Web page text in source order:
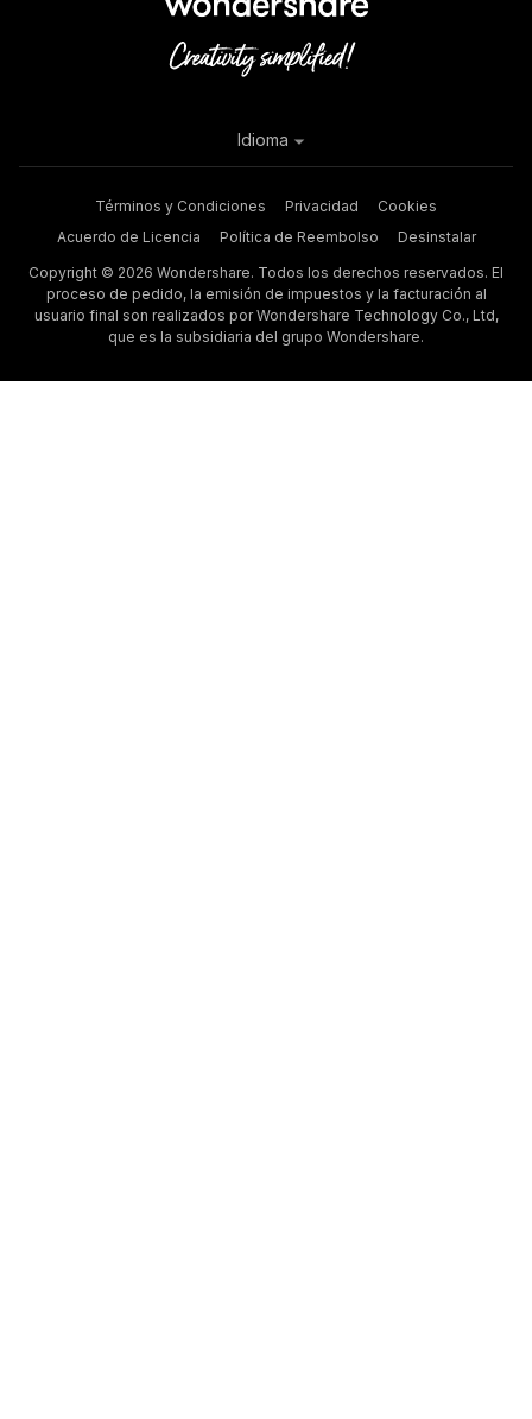
Términos y Condiciones Privacidad
Cookies
Acuerdo de Licencia
Política de Reembolso
Desinstalar
Copyright © 2026 Wondershare. Todos los derechos reservados. El
proceso de pedido, la emisión de impuestos y la facturación al
usuario final son realizados por Wondershare Technology Co., Ltd,
que es la subsidiaria del grupo Wondershare.
Idioma